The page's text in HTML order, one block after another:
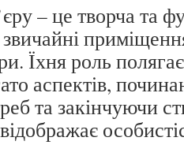
– це творча та
Їхня роль
аспектів,
та закінчуючи